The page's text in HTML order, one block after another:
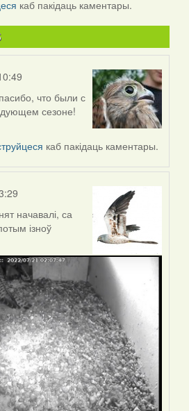
каб пакідаць каментары.
что были с
сезоне!
каб пакідаць каментары.
начавалі, са
ізноў